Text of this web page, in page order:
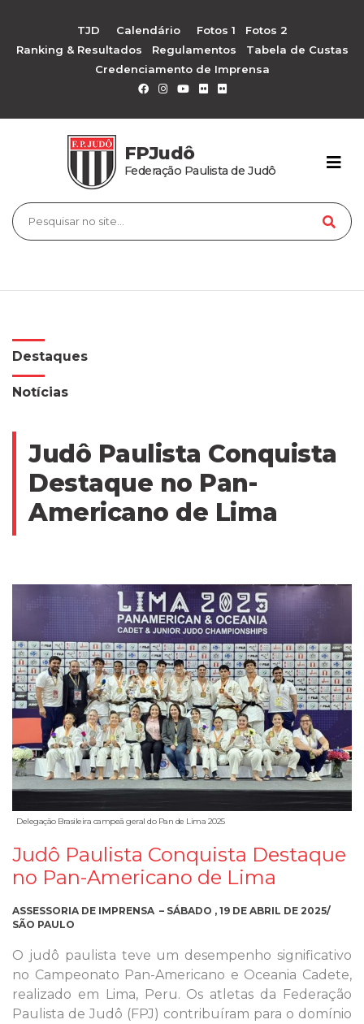
TJD Calendário Fotos 1
Fotos 2
Ranking & Resultados
Regulamentos
Tabela de Custas
Credenciamento de Imprensa
FPJudô
Federação Paulista de Judô
Destaques
Notícias
Judô Paulista Conquista
Destaque no Pan-
Americano de Lima
Delegação Brasileira campeã geral do Pan de Lima 2025
Judô Paulista Conquista Destaque
no Pan-Americano de Lima
ASSESSORIA DE IMPRENSA – SÁBADO , 19 DE ABRIL DE 2025/
SÃO PAULO
O judô paulista teve um desempenho significativo
no Campeonato Pan-Americano e Oceania Cadete,
realizado em Lima, Peru. Os atletas da Federação
Paulista de Judô (FPJ) contribuíram para o domínio